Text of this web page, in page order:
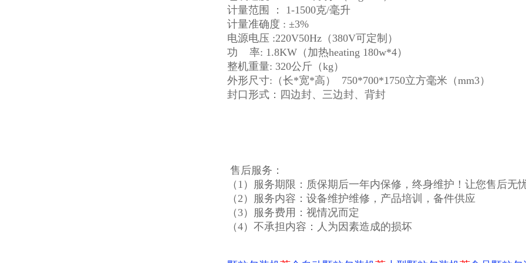
计量范围 ： 1-1500克/毫升
计量准确度 : ±3%
电源电压 :220V50Hz（380V可定制）
功 率: 1.8KW（加热heating 180w*4）
整机重量: 320公斤（kg）
外形尺寸:（长*宽*高） 750*700*1750立方毫米（mm3）
封口形式：四边封、三边封、背封
售后服务：
（1）服务期限：质保期后一年内保修，终身维护！让您售后无
（2）服务内容：设备维护维修，产品培训，备件供应
（3）服务费用：视情况而定
（4）不承担内容：人为因素造成的损坏